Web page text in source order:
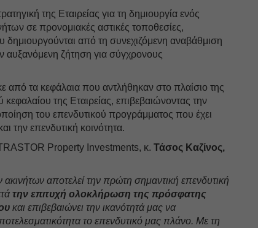
της Εταιρείας για τη δημιουργία ενός
σε προνομιακές αστικές τοποθεσίες,
δημιουργούνται από τη συνεχιζόμενη αναβάθμιση
αυξανόμενη ζήτηση για σύγχρονους
από τα κεφάλαια που αντλήθηκαν στο πλαίσιο της
της Εταιρείας, επιβεβαιώνοντας την
του επενδυτικού προγράμματος που έχει
την επενδυτική κοινότητα.
Property Investments, κ. Τάσος Καζίνος,
αποτελεί την πρώτη σημαντική επενδυτική
την επιτυχή ολοκλήρωση της πρόσφατης
και επιβεβαιώνει την ικανότητά μας να
το επενδυτικό μας πλάνο. Με τη